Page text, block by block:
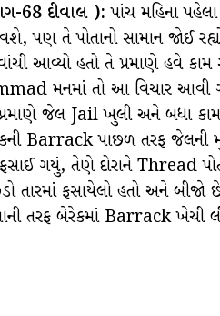
68 દીવાલ ): પાંચ મહિના
પણ તે પોતાનો સામાન જોઈ
આવ્યો હતો તે પ્રમાણે હવે કામ
મનમાં તો આ વિચાર આવી
જેલ Jail ખુલી અને બધા
Barrack પાછળ તરફ જેલની
ગયું, તેણે દોરાને Thread
તારમાં ફસાયેલો હતો અને બીજો
તરફ બેરેકમાં Barrack ખેચી